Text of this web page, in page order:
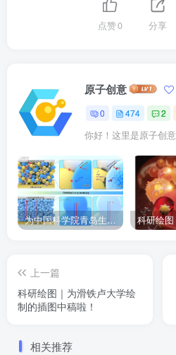
点赞0 分享
原子创意
0 474 2
为中国科学院青岛生物能源与过程研究所绘制的插图作品
上一篇
科研绘图｜为滑铁卢大学绘
制的插图中稿啦！
相关推荐